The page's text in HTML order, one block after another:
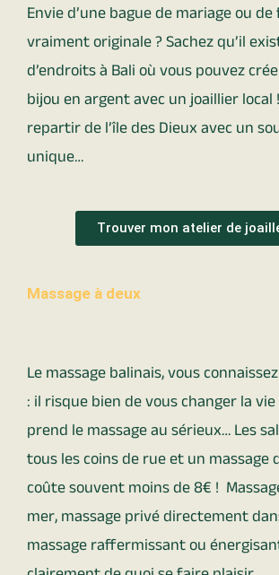
Envie d’une bague de mariage ou
vraiment originale ? Sachez qu’il
d’endroits à Bali où vous pouvez
bijou en argent avec un joaillier local
repartir de l’île des Dieux avec un
unique…
Trouver mon atelier de
Massage à deux
Le massage balinais, vous
: il risque bien de vous changer la vie
prend le massage au sérieux… Les
tous les coins de rue et un massage
coûte souvent moins de 8€ !
mer, massage privé directement
massage raffermissant ou